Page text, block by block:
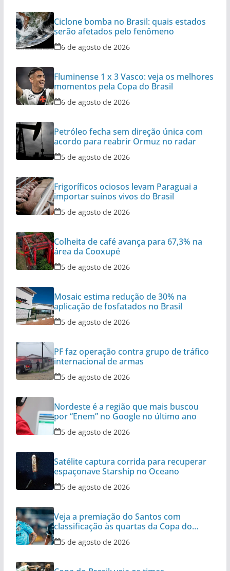
Ciclone bomba no Brasil: quais estados
serão afetados pelo fenômeno
6 de agosto de 2026
Fluminense 1 x 3 Vasco: veja os melhores
momentos pela Copa do Brasil
6 de agosto de 2026
Petróleo fecha sem direção única com
acordo para reabrir Ormuz no radar
5 de agosto de 2026
Frigoríficos ociosos levam Paraguai a
importar suínos vivos do Brasil
5 de agosto de 2026
Colheita de café avança para 67,3% na
área da Cooxupé
5 de agosto de 2026
Mosaic estima redução de 30% na
aplicação de fosfatados no Brasil
5 de agosto de 2026
PF faz operação contra grupo de tráfico
internacional de armas
5 de agosto de 2026
Nordeste é a região que mais buscou
por “Enem” no Google no último ano
5 de agosto de 2026
Satélite captura corrida para recuperar
espaçonave Starship no Oceano
5 de agosto de 2026
Veja a premiação do Santos com
classificação às quartas da Copa do
Brasil
5 de agosto de 2026